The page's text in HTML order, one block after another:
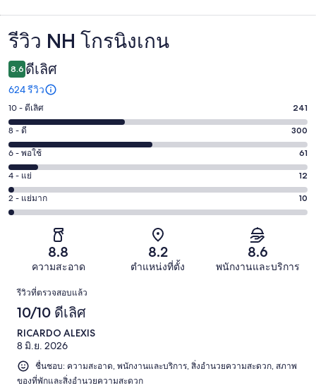
รีวิว
รีวิว NH โกรนิงเกน
8.6 ดีเลิศ
624 รีวิว
คะแนน
10
-
ดี
เลิศ
241
จาก
10 - ดีเลิศ 241
คะแนน
8
-
ดี
300
จาก
8 - ดี 300
คะแนน
6
-
พอใช้
61
6 - พอใช้ 61
คะแนน
4
-
รีวิว
4 - แย่ 12
คะแนน
2
จาก
624
รีวิว
2 - แย่มาก 10
8.8
ความสะอาด
8.2
ตำแหน่งที่ตั้ง
8.6
พนักงานและบริการ
รีวิว
รีวิวที่ตรวจสอบแล้ว
10/10 ดีเลิศ
RICARDO ALEXIS
8 มิ.ย. 2026
ชื่นชอบ: ความสะอาด, พนักงานและบริการ, สิ่งอำนวยความสะดวก, สภาพ
ของที่พักและสิ่งอำนวยความสะดวก